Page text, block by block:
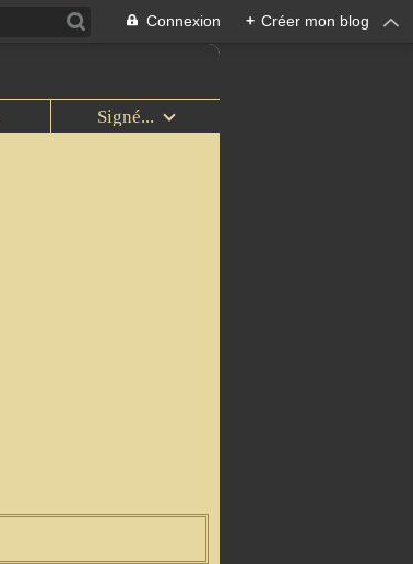
Connexion + Créer mon blog
Signé...